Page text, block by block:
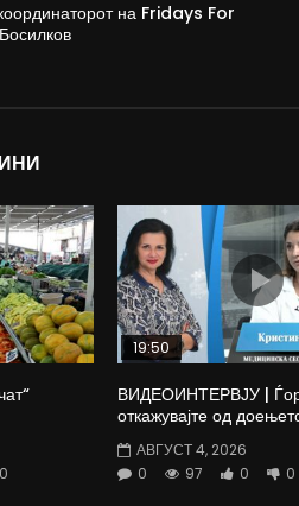
на Fridays For
0
19:50
ВИДЕОИНТЕРВЈУ |
откажувајте од
АВГУСТ 4, 2026
0
97 0 0